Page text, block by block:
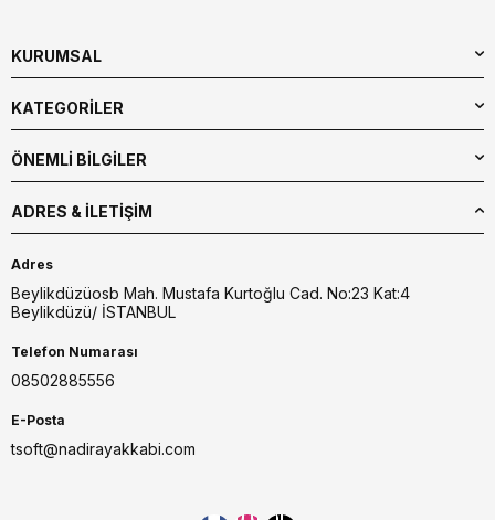
KURUMSAL
KATEGORİLER
ÖNEMLİ BİLGİLER
ADRES & İLETIŞIM
Adres
Beylikdüzüosb Mah. Mustafa Kurtoğlu Cad. No:23 Kat:4
Beylikdüzü/ İSTANBUL
Telefon Numarası
08502885556
E-Posta
tsoft@nadirayakkabi.com